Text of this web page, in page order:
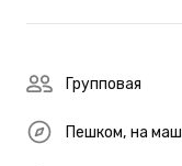
Групповая
Пешком, на